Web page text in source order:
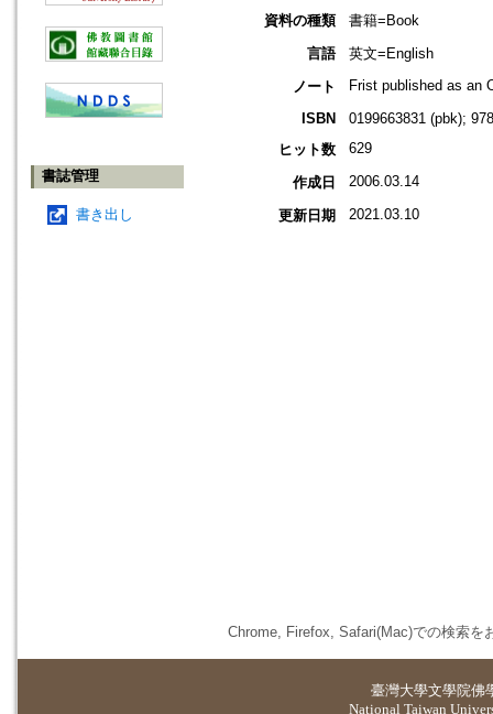
書誌管理
書き出し
資料の種類
書籍=Book
言語
英文=English
ノート
Frist published as an
ISBN
0199663831 (pbk);
ヒット数
629
作成日 2006.03.14
更新日期 2021.03.10
Chrome, Firefox, Safari(Mac)での検索を
臺灣大學文學院佛
National Taiwan